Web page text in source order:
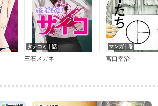
タテコミ｜話
三石メガネ
マンガ｜巻
宮口幸治